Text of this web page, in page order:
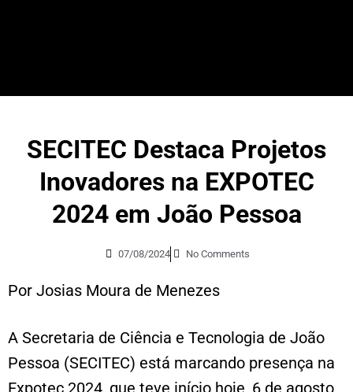
SECITEC Destaca Projetos
Inovadores na EXPOTEC
2024 em João Pessoa
07/08/2024 No Comments
Por Josias Moura de Menezes
A Secretaria de Ciência e Tecnologia de João
Pessoa (SECITEC) está marcando presença na
Expotec 2024, que teve início hoje, 6 de agosto,